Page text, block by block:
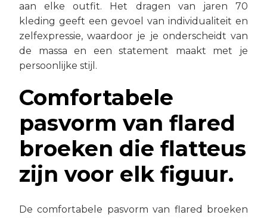
aan elke outfit. Het dragen van jaren 70
kleding geeft een gevoel van individualiteit en
zelfexpressie, waardoor je je onderscheidt van
de massa en een statement maakt met je
persoonlijke stijl.
Comfortabele
pasvorm van flared
broeken die flatteus
zijn voor elk figuur.
De comfortabele pasvorm van flared broeken